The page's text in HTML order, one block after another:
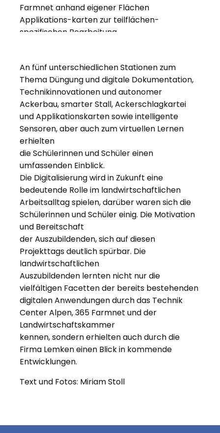
Farmnet anhand eigener Flächen
Applikations-karten zur teilflächen-
spezifischen Bearbeitung.
An fünf unterschiedlichen Stationen zum
Thema Düngung und digitale Dokumentation,
Technikinnovationen und autonomer
Ackerbau, smarter Stall, Ackerschlagkartei
und Applikationskarten sowie intelligente
Sensoren, aber auch zum virtuellen Lernen
erhielten
die Schülerinnen und Schüler einen
umfassenden Einblick.
Die Digitalisierung wird in Zukunft eine
bedeutende Rolle im landwirtschaftlichen
Arbeitsalltag spielen, darüber waren sich die
Schülerinnen und Schüler einig. Die Motivation
und Bereitschaft
der Auszubildenden, sich auf diesen
Projekttags deutlich spürbar. Die
landwirtschaftlichen
Auszubildenden lernten nicht nur die
vielfältigen Facetten der bereits bestehenden
digitalen Anwendungen durch das Technik
Center Alpen, 365 Farmnet und der
Landwirtschaftskammer
kennen, sondern erhielten auch durch die
Firma Lemken einen Blick in kommende
Entwicklungen.
Text und Fotos: Miriam Stoll